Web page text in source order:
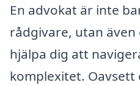
En advokat är inte
rådgivare, utan även
hjälpa dig att
komplexitet.